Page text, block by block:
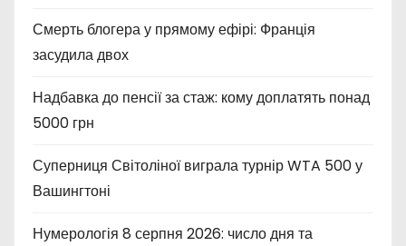
Смерть блогера у прямому ефірі: Франція
засудила двох
Надбавка до пенсії за стаж: кому доплатять понад
5000 грн
Суперниця Світоліної виграла турнір WTA 500 у
Вашингтоні
Нумерологія 8 серпня 2026: число дня та